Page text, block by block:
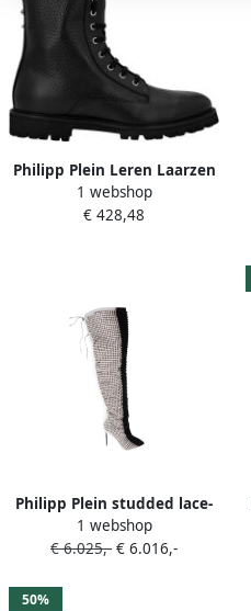
Philipp Plein Leren Laarzen
Laag Plat Sterren Studs
1 webshop
€ 428,48
Philipp Plein studded lace-
up over-the-knee boots Wit
1 webshop
€ 6.025,- € 6.016,-
50%